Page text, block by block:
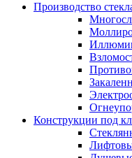
Производство
Конструкции под